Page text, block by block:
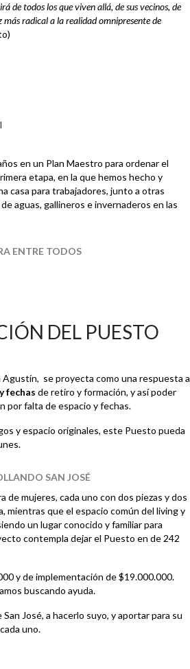
de todos los que viven allá, de sus vecinos, de
radical a la realidad omnipresente de
en un Plan Maestro para ordenar el
etapa, en la que hemos hecho y
casa para trabajadores, junto a otras
aguas, gallineros e invernaderos en las
ENTRE TODOS
DEL PUESTO
se proyecta como una respuesta a
fechas de retiro y formación, y así poder
por falta de espacio y fechas.
y espacio originales, este Puesto pueda
SAN JOSÉ
de mujeres, cada uno con dos piezas y dos
mientras que el espacio común del living y
un lugar conocido y familiar para
contempla dejar el Puesto en de 242
y de implementación de $19.000.000.
buscando ayuda.
José, a hacerlo suyo, y aportar para su
uno.